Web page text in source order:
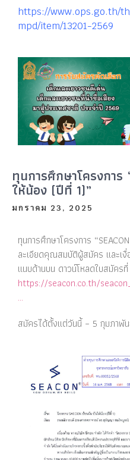
https://www.ops.go.th/
mpd/item/13201-2569
ทุนการศึกษาโครงกา
ให้น้อง (ปีที่ 1)”
มกราคม 23, 2025
ทุนการศึกษาโครงการ
ละเอียดคุณสมบัติผู้สมัคร และเงื่
แนบด้านบน ดาวน์โหลดใบสมัครที่
https://seacon.co.th/
…
สมัครได้ตั้งแต่วันนี้ – 5 กุมภาพั